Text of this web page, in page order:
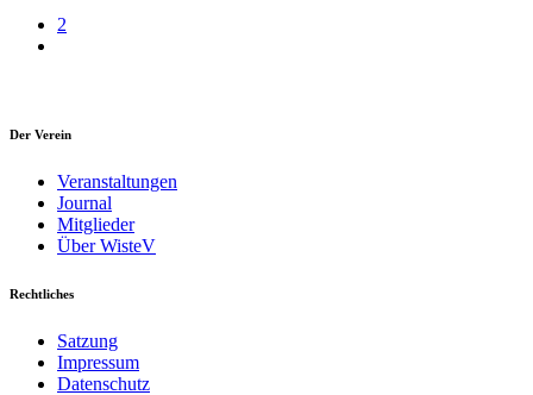
2
Der Verein
Veranstaltungen
Journal
Mitglieder
Über WisteV
Rechtliches
Satzung
Impressum
Datenschutz